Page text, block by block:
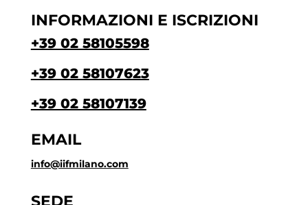
INFORMAZIONI E ISCRIZIONI
+39 02 58105598
+39 02 58107623
+39 02 58107139
EMAIL
info@iifmilano.com